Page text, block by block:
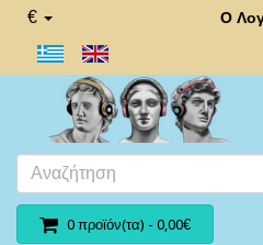
€ Ο
0 προϊόν(τα) - 0,00€